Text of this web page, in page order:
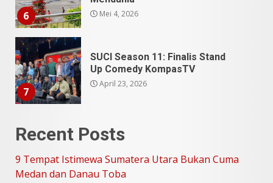
7
1
9 Tempat Istimewa Sumatera
Utara Bukan Cuma Medan dan
Danau Toba
Juli 31, 2026
5 Kuliner Sumatera Utara yang
Juli 13, 2026
Recent Posts
9 Tempat Istimewa Sumatera Utara Bukan Cuma
Medan dan Danau Toba